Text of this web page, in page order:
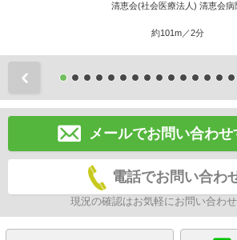
清恵会(社会医療法人) 清恵会病
約101m／2分
メールでお問い合わせ
電話でお問い合わ
現況の確認はお気軽にお問い合わせ